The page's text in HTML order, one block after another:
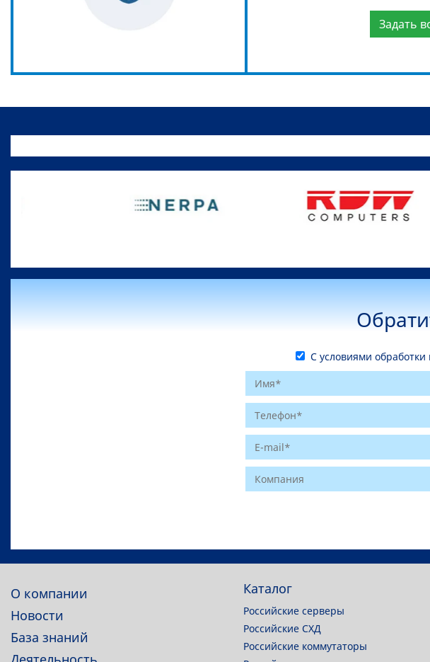
Задать
С условиями обработки
О компании
Новости
База знаний
Каталог
Российские серверы
Российские СХД
Российские коммутаторы